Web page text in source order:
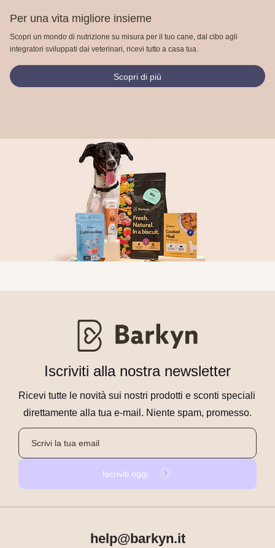
Per una vita migliore insieme
Scopri un mondo di nutrizione su misura per il tuo cane, dal cibo agli
integratori sviluppati dai veterinari, ricevi tutto a casa tua.
Scopri di più
Iscriviti alla nostra newsletter
Ricevi tutte le novità sui nostri prodotti e sconti speciali
direttamente alla tua e-mail. Niente spam, promesso.
Iscriviti oggi
help@barkyn.it